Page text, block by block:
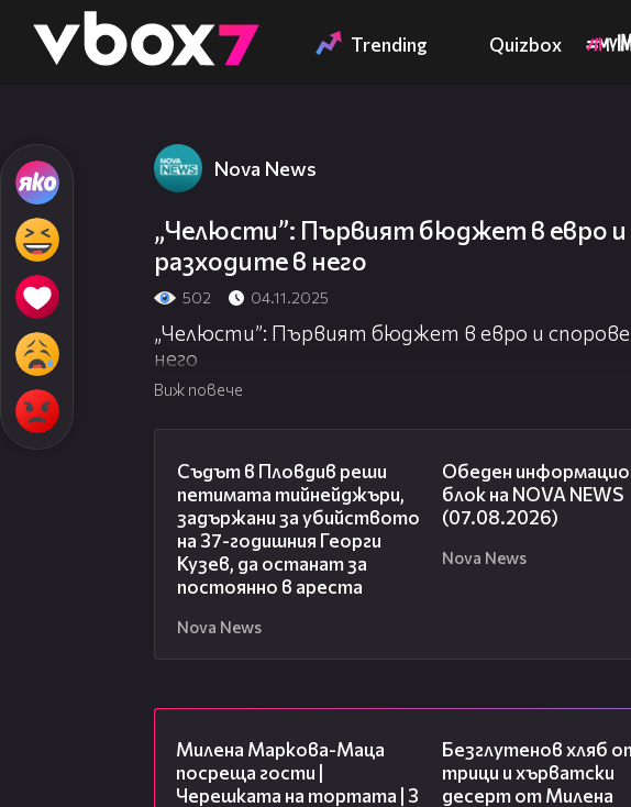
👾 Trending Quizbox
Nova News
„Челюсти”: Първият бюджет в евро и
разходите в него
502 04.11.2025
„Челюсти”: Първият бюджет в евро и
него
Виж повече
Съдът в Пловдив реши
петимата тийнейджъри,
задържани за убийството
на 37-годишния Георги
Кузев, да останат за
постоянно в ареста
Nova News
Обеден
блок на NOVA NEWS
(07.08.2026)
Nova News
Милена Маркова-Маца
посреща гости |
Черешката на тортата | 3
Безглутенов хляб
трици и хърватски
десерт от Милена